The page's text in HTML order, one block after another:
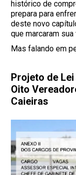
histórico de
prepara para
deste novo
que marcaram sua
Mas falando em
Projeto de
Oito
Caieiras